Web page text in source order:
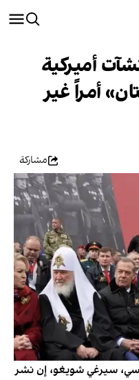
أميركية
أمراً غير
مشاركة
سيرغي شويغو، إن نشر